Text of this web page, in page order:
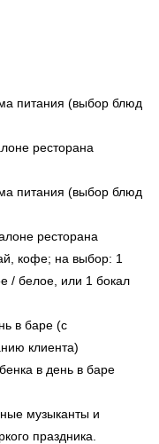
питания (выбор блюд
ресторана
питания (выбор блюд
ресторана
кофе; на выбор: 1
/ белое, или 1 бокал
в баре (с
клиента)
в день в баре
музыканты и
праздника.